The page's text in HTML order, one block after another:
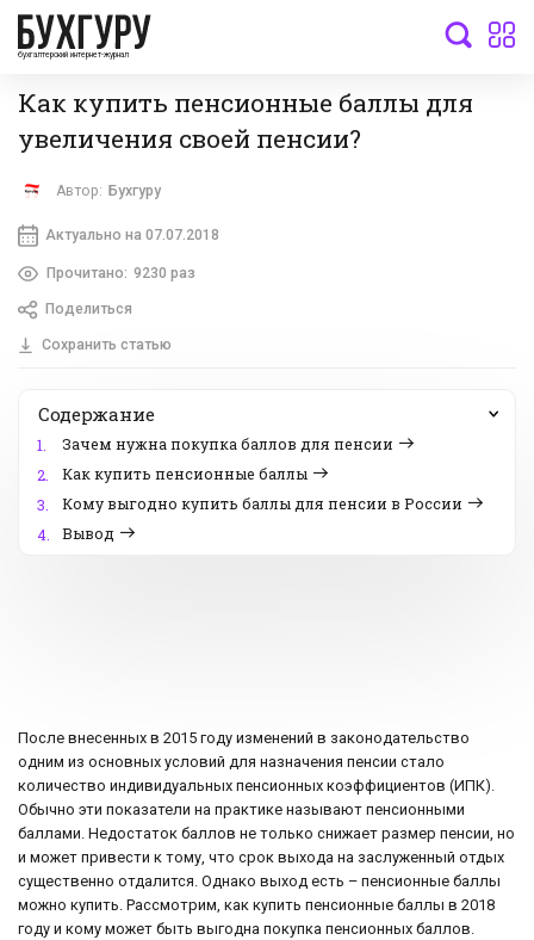
бухгалтерский интернет-журнал
Как купить пенсионные баллы для
увеличения своей пенсии?
Автор: Бухгуру
Актуально на 07.07.2018
Прочитано: 9230 раз
Поделиться
Сохранить статью
Содержание
1.
Зачем нужна покупка баллов для пенсии
2.
Как купить пенсионные баллы
3.
Кому выгодно купить баллы для пенсии в России
4.
Вывод
После внесенных в 2015 году изменений в законодательство
одним из основных условий для назначения пенсии стало
количество индивидуальных пенсионных коэффициентов (ИПК).
Обычно эти показатели на практике называют пенсионными
баллами. Недостаток баллов не только снижает размер пенсии, но
и может привести к тому, что срок выхода на заслуженный отдых
существенно отдалится. Однако выход есть – пенсионные баллы
можно купить. Рассмотрим, как купить пенсионные баллы в 2018
году и кому может быть выгодна покупка пенсионных баллов.